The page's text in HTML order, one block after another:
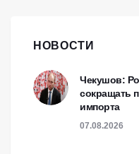
НОВОСТИ
Чекушов:
сокращать
импорта
07.08.2026